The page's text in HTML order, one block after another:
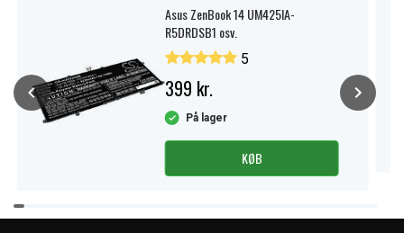
Asus ZenBook 14 UM425IA-
R5DRDSB1 osv.
5
399 kr.
På lager
KØB
Item
1